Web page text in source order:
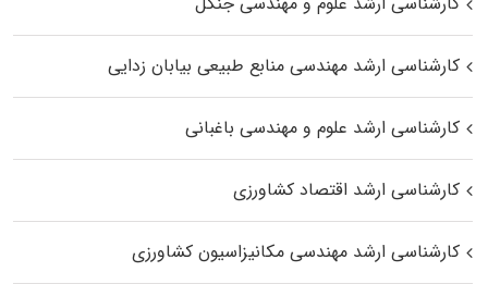
کارشناسی ارشد مهندسی منابع طبیعی بیابان زدایی
کارشناسی ارشد علوم و مهندسی باغبانی
کارشناسی ارشد اقتصاد کشاورزی
کارشناسی ارشد مهندسی مکانیزاسیون کشاورزی